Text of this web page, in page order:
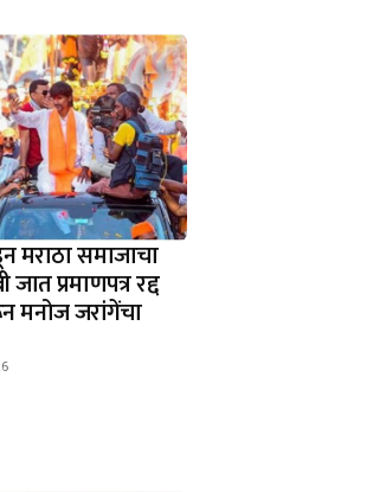
मराठा समाजाचा
प्रमाणपत्र रद्द
मनोज जरांगेंचा